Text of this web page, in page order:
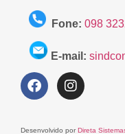
Fone: 098
E-mail:
Desenvolvido por Direta